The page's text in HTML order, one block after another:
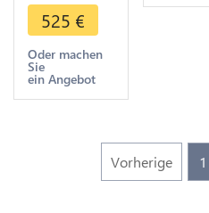
Baronnie
Sidon
Balian
Grenier
1229-1240
525 €
Oder machen
Sie
ein Angebot
Vorherige 1